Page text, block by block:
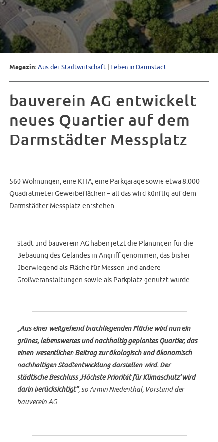
Magazin:Aus der Stadtwirtschaft Leben in Darmstadt
bauverein AG entwickelt
neues Quartier auf dem
Darmstädter Messplatz
560 Wohnungen, eine KITA, eine Parkgarage sowie etwa 8.000
Quadratmeter Gewerbeflächen – all das wird künftig auf dem
Darmstädter Messplatz entstehen.
Stadt und bauverein AG haben jetzt die Planungen für die
Bebauung des Geländes in Angriff genommen, das bisher
überwiegend als Fläche für Messen und andere
Großveranstaltungen sowie als Parkplatz genutzt wurde.
„Aus einer weitgehend brachliegenden Fläche wird nun ein
grünes, lebenswertes und nachhaltig geplantes Quartier, das
einen wesentlichen Beitrag zur ökologisch und ökonomisch
nachhaltigen Stadtentwicklung darstellen wird. Der
städtische Beschluss ‚Höchste Priorität für Klimaschutz‘ wird
darin berücksichtigt“, so Armin Niedenthal, Vorstand der
bauverein AG.